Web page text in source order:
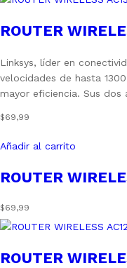
ROUTER
Linksys, líder en
velocidades de hasta
mayor eficiencia. Sus
$69,99
Añadir al carrito
ROUTER
$69,99
ROUTER